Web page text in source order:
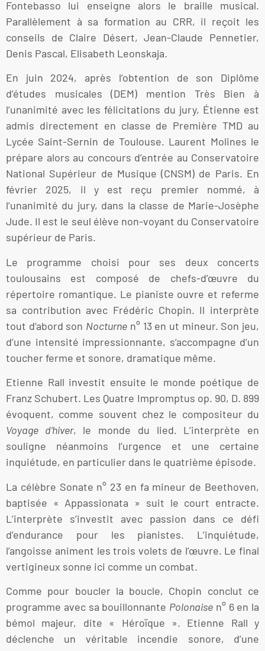
Fontebasso lui enseigne alors le braille musical.
Parallèlement à sa formation au CRR, il reçoit les
conseils de Claire Désert, Jean-Claude Pennetier,
Denis Pascal, Elisabeth Leonskaja.
En juin 2024, après l’obtention de son Diplôme
d’études musicales (DEM) mention Très Bien à
l’unanimité avec les félicitations du jury, Étienne est
admis directement en classe de Première TMD au
Lycée Saint-Sernin de Toulouse. Laurent Molines le
prépare alors au concours d’entrée au Conservatoire
National Supérieur de Musique (CNSM) de Paris. En
février 2025, il y est reçu premier nommé, à
l’unanimité du jury, dans la classe de Marie-Josèphe
Jude. Il est le seul élève non-voyant du Conservatoire
supérieur de Paris.
Le programme choisi pour ses deux concerts
toulousains est composé de chefs-d’œuvre du
répertoire romantique. Le pianiste ouvre et referme
sa contribution avec Frédéric Chopin. Il interprète
tout d’abord son Nocturne n° 13 en ut mineur. Son jeu,
d’une intensité impressionnante, s‘accompagne d’un
toucher ferme et sonore, dramatique même.
Etienne Rall investit ensuite le monde poétique de
Franz Schubert. Les Quatre Impromptus op. 90, D. 899
évoquent, comme souvent chez le compositeur du
Voyage d’hiver, le monde du lied. L’interprète en
souligne néanmoins l’urgence et une certaine
inquiétude, en particulier dans le quatrième épisode.
La célèbre Sonate n° 23 en fa mineur de Beethoven,
baptisée « Appassionata » suit le court entracte.
L’interprète s’investit avec passion dans ce défi
d’endurance pour les pianistes. L’inquiétude,
l’angoisse animent les trois volets de l’œuvre. Le final
vertigineux sonne ici comme un combat.
Comme pour boucler la boucle, Chopin conclut ce
programme avec sa bouillonnante Polonaise n° 6 en la
bémol majeur, dite « Héroïque ». Etienne Rall y
déclenche un véritable incendie sonore, d’une